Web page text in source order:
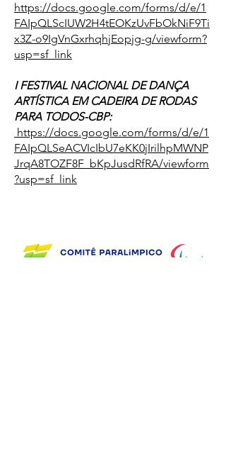
https://docs.google.com/forms/d/e/1
FAIpQLScIUW2H4tEOKzUvFbOkNiF9Ti
x3Z-o9IgVnGxrhqhjEopjg-g/viewform?
usp=sf_link
I FESTIVAL NACIONAL DE DANÇA
ARTÍSTICA EM CADEIRA DE RODAS
PARA TODOS-CBP:
https://docs.google.com/forms/d/e/1
FAIpQLSeACVIcIbU7eKK0jIrilhpMWNP
JrqA8TOZF8F_bKpJusdRfRA/viewform
?usp=sf_link